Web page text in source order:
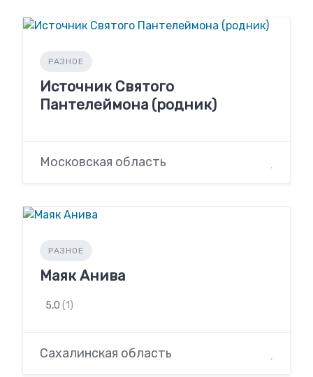
РАЗНОЕ
Источник Святого
Пантелеймона (родник)
Московская область
РАЗНОЕ
Маяк Анива
5,0 (1)
Сахалинская область